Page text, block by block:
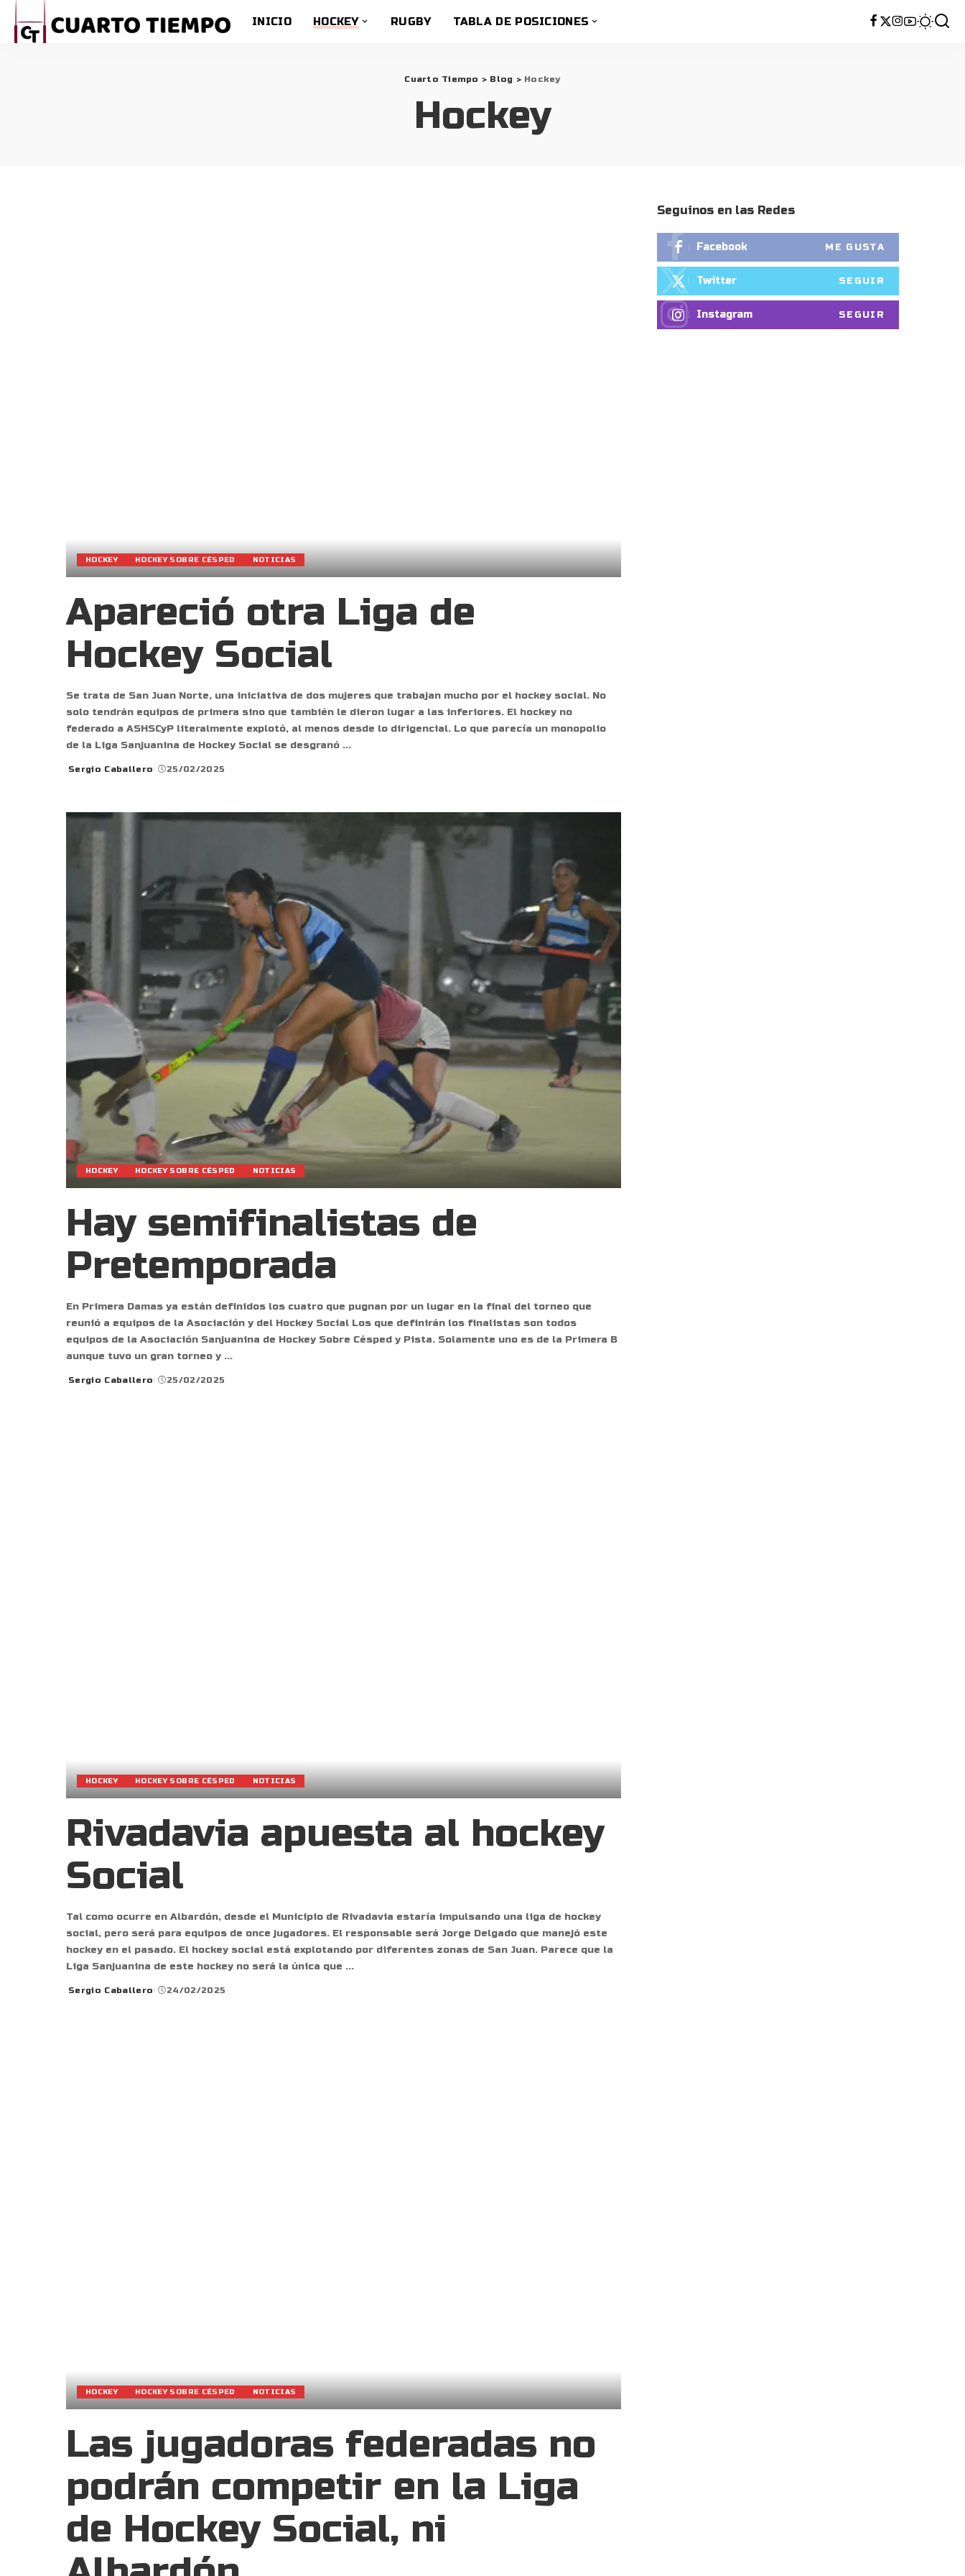
INICIO HOCKEY RUGBY TABLA DE POSICIONES
Cuarto Tiempo > Blog > Hockey
Hockey
HOCKEY HOCKEY SOBRE CÉSPED NOTICIAS
Apareció otra Liga de
Hockey Social
Se trata de San Juan Norte, una iniciativa de dos mujeres que trabajan mucho por el hockey social. No
solo tendrán equipos de primera sino que también le dieron lugar a las inferiores. El hockey no
federado a ASHSCyP literalmente explotó, al menos desde lo dirigencial. Lo que parecía un monopolio
de la Liga Sanjuanina de Hockey Social se desgranó ...
Posted
Sergio Caballero 25/02/2025
HOCKEY HOCKEY SOBRE CÉSPED NOTICIAS
Hay semifinalistas de
Pretemporada
En Primera Damas ya están definidos los cuatro que pugnan por un lugar en la final del torneo que
reunió a equipos de la Asociación y del Hockey Social Los que definirán los finalistas son todos
equipos de la Asociación Sanjuanina de Hockey Sobre Césped y Pista. Solamente uno es de la Primera B
aunque tuvo un gran torneo y ...
Posted
Sergio Caballero 25/02/2025
HOCKEY HOCKEY SOBRE CÉSPED NOTICIAS
Rivadavia apuesta al hockey
Social
Tal como ocurre en Albardón, desde el Municipio de Rivadavia estaría impulsando una liga de hockey
social, pero será para equipos de once jugadores. El responsable será Jorge Delgado que manejó este
hockey en el pasado. El hockey social está explotando por diferentes zonas de San Juan. Parece que la
Liga Sanjuanina de este hockey no será la única que ...
Posted
Sergio Caballero 24/02/2025
HOCKEY HOCKEY SOBRE CÉSPED NOTICIAS
Las jugadoras federadas no
podrán competir en la Liga
de Hockey Social, ni
Seguinos en las Redes
Facebook ME GUSTA
Twitter SEGUIR
Instagram SEGUIR